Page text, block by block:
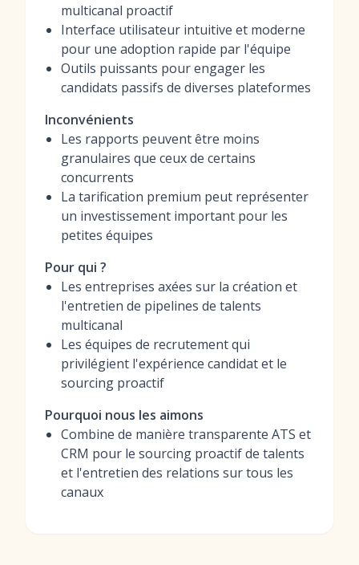
multicanal proactif
Interface utilisateur intuitive et moderne
pour une adoption rapide par l'équipe
Outils puissants pour engager les
candidats passifs de diverses plateformes
Inconvénients
Les rapports peuvent être moins
granulaires que ceux de certains
concurrents
La tarification premium peut représenter
un investissement important pour les
petites équipes
Pour qui ?
Les entreprises axées sur la création et
l'entretien de pipelines de talents
multicanal
Les équipes de recrutement qui
privilégient l'expérience candidat et le
sourcing proactif
Pourquoi nous les aimons
Combine de manière transparente ATS et
CRM pour le sourcing proactif de talents
et l'entretien des relations sur tous les
canaux